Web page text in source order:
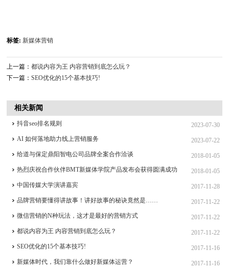
标签: 新媒体营销
上一篇：都说内容为王 内容营销到底怎么玩？
下一篇：SEO优化的15个基本技巧!
相关新闻
2023-07-30
抖音seo排名规则
2023-07-22
AI 如何落地助力线上营销服务
2018-01-05
给道与保定鼎阳智电公司品牌全案合作洽谈
2018-01-05
热烈庆祝合作伙伴BMT新媒体学院产品发布会获得圆满成功
2017-11-28
中国传媒大学演讲嘉宾
2017-11-22
品牌营销要懂得讲故事！讲好故事的秘诀竟然是……
2017-11-22
微信营销的N种玩法，这才是最好的营销方式
2017-11-22
都说内容为王 内容营销到底怎么玩？
2017-11-16
SEO优化的15个基本技巧!
2017-11-16
新媒体时代，我们靠什么做好新媒体运营？